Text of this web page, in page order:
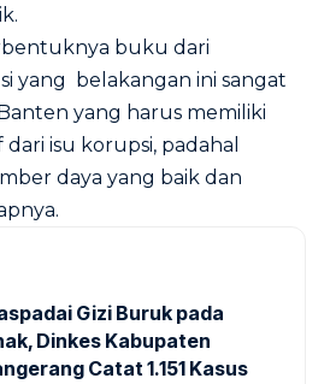
buku dari
yang belakangan ini sangat
yang harus memiliki
isu korupsi, padahal
daya yang baik dan
Gizi Buruk pada
Dinkes Kabupaten
Catat 1.151 Kasus